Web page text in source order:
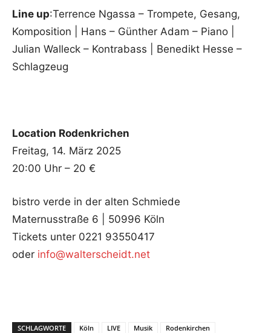
Line up:Terrence Ngassa – Trompete, Gesang,
Komposition | Hans – Günther Adam – Piano |
Julian Walleck – Kontrabass | Benedikt Hesse –
Schlagzeug
Location Rodenkrichen
Freitag, 14. März 2025
20:00 Uhr – 20 €
bistro verde in der alten Schmiede
Maternusstraße 6 | 50996 Köln
Tickets unter 0221 93550417
oder info@walterscheidt.net
SCHLAGWORTE Köln LIVE Musik Rodenkirchen